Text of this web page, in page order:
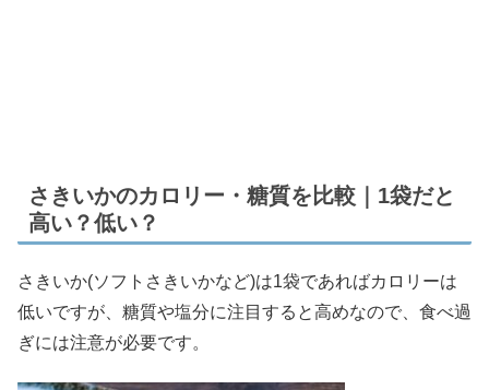
さきいかのカロリー・糖質を比較｜1袋だと
高い？低い？
さきいか(ソフトさきいかなど)は1袋であればカロリーは
低いですが、糖質や塩分に注目すると高めなので、食べ過
ぎには注意が必要です。